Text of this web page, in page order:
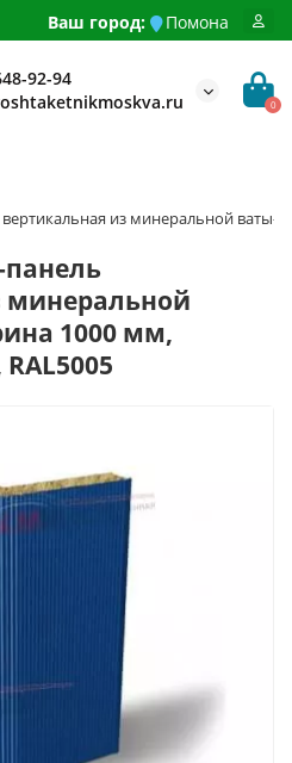
Ваш город: Помона
92-94
0
вертикальная из минеральной
панель
минеральной
1000 мм,